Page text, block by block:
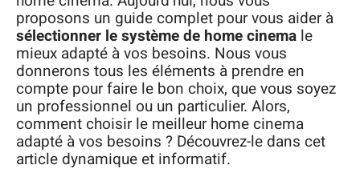
proposons un guide complet pour vous aider à
sélectionner le système de home cinema le
mieux adapté à vos besoins. Nous vous
donnerons tous les éléments à prendre en
compte pour faire le bon choix, que vous soyez
un professionnel ou un particulier. Alors,
comment choisir le meilleur home cinema
adapté à vos besoins ? Découvrez-le dans cet
article dynamique et informatif.